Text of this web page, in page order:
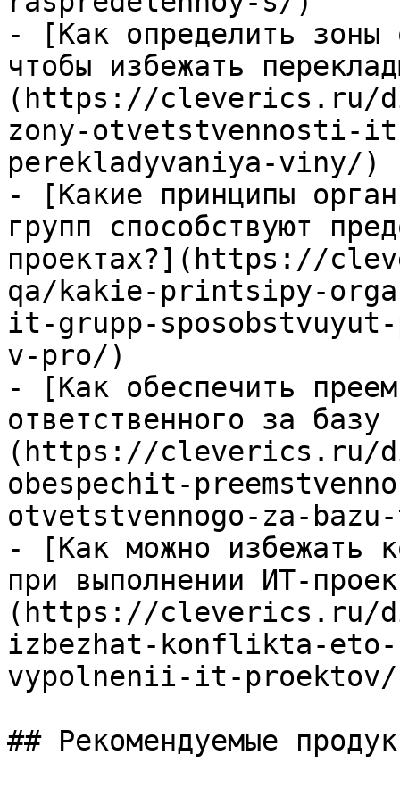
- [Как определить зоны
чтобы избежать
(https://cleverics.ru/
zony-otvetstvennosti-
perekladyvaniya-viny/)
- [Какие принципы
групп способствуют
проектах?](https://
qa/kakie-printsipy-
it-grupp-
v-pro/)
- [Как обеспечить
ответственного за
(https://cleverics.ru/
obespechit-
otvetstvennogo-za-
- [Как можно избежать
при выполнении ИТ-
(https://cleverics.ru/
izbezhat-konflikta-
vypolnenii-it-
## Рекомендуемые